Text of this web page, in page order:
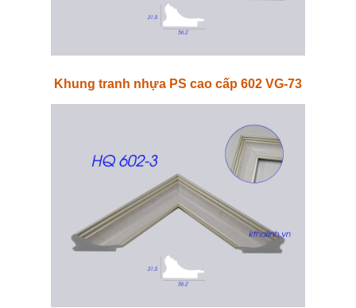
Khung tranh nhựa PS cao cấp 602 VG-73